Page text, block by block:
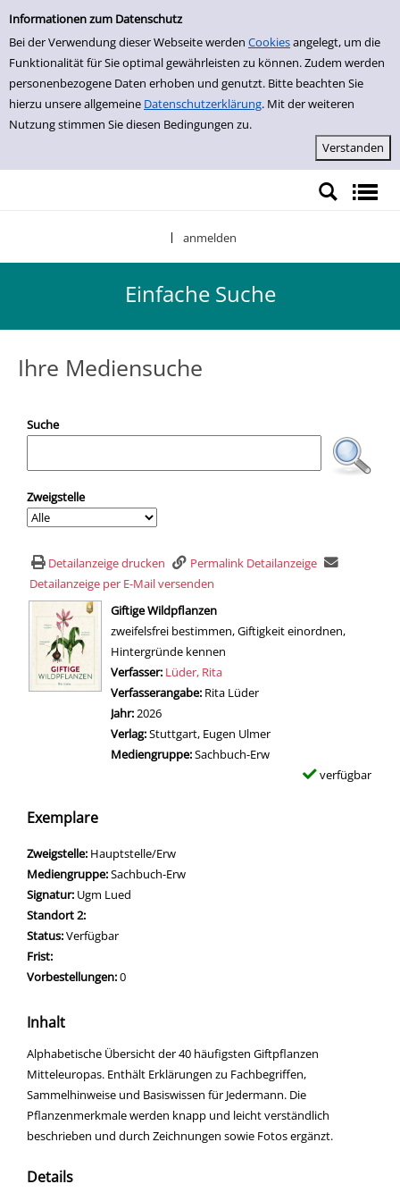
Einfache Suche
Informationen zum Datenschutz
Bei der Verwendung dieser Webseite werden Cookiesangelegt, um die
Funktionalität für Sie optimal gewährleisten zu können. Zudem werden
personenbezogene Daten erhoben und genutzt. Bitte beachten Sie
hierzu unsere allgemeine Datenschutzerklärung. Mit der weiteren
Nutzung stimmen Sie diesen Bedingungen zu.
Zur Detailanzeige springen
anmelden
Einfache Suche
Ihre Mediensuche
Suche
Zweigstelle
Detailanzeige drucken
Permalink Detailanzeige
Detailanzeige per E-Mail versenden
wird in neuem Tab geöffnet
Giftige Wildpflanzen
zweifelsfrei bestimmen, Giftigkeit einordnen,
Hintergründe kennen
Verfasser: Suche nach diesem Verfasser
Lüder, Rita
Verfasserangabe: Rita Lüder
Jahr: 2026
Verlag:Stuttgart, Eugen Ulmer
Mediengruppe:Sachbuch-Erw
verfügbar
Exemplare
Zweigstelle: Hauptstelle/Erw
Mediengruppe:Sachbuch-Erw
Signatur: Ugm Lued
Standort 2:
Status:Verfügbar
Frist:
Vorbestellungen:0
Inhalt
Alphabetische Übersicht der 40 häufigsten Giftpflanzen
Mitteleuropas. Enthält Erklärungen zu Fachbegriffen,
Sammelhinweise und Basiswissen für Jedermann. Die
Pflanzenmerkmale werden knapp und leicht verständlich
beschrieben und durch Zeichnungen sowie Fotos ergänzt.
Details